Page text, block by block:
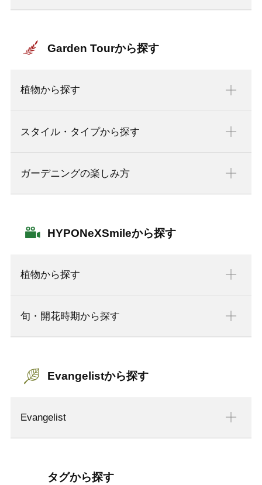
Garden Tourから探す
植物から探す
スタイル・タイプから探す
ガーデニングの楽しみ方
HYPONeXSmileから探す
植物から探す
旬・開花時期から探す
Evangelistから探す
Evangelist
タグから探す